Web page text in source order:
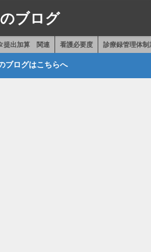
ブログ
提出加算 関連 看護必要度 診療録管理体制
ブログはこちらへ